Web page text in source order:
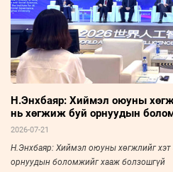
Н.Энхбаяр: Хиймэл оюуны
нь хөгжиж буй орнуудын
2026-07-21
Н.Энхбаяр: Хиймэл оюуны хөгжлийг хэт
орнуудын боломжийг хааж болзошгүй